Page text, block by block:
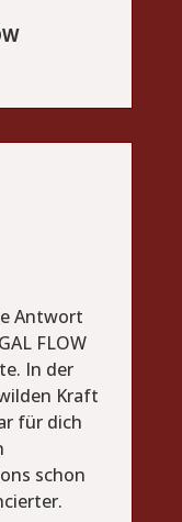
Antwort
FLOW
In der
Kraft
für dich
schon